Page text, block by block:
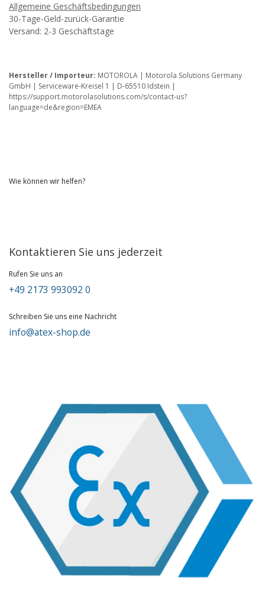
Allgemeine Geschäftsbedingungen
30-Tage-Geld-zurück-Garantie
Versand: 2-3 Geschäftstage
Hersteller / Importeur: MOTOROLA | Motorola Solutions Germany
GmbH | Serviceware-Kreisel 1 | D-65510 Idstein |
https://support.motorolasolutions.com/s/contact-us?
language=de&region=EMEA
Wie können wir helfen?
Kontaktieren Sie uns jederzeit
Rufen Sie uns an
+49 2173 993092 0
Schreiben Sie uns eine Nachricht
info@atex-shop.de